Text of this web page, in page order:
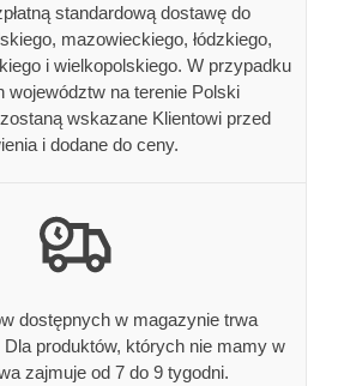
standardową dostawę do
mazowieckiego, łódzkiego,
i wielkopolskiego. W przypadku
województw na terenie Polski
wskazane Klientowi przed
i dodane do ceny.
dostępnych w magazynie trwa
Dla produktów, których nie mamy w
zajmuje od 7 do 9 tygodni.